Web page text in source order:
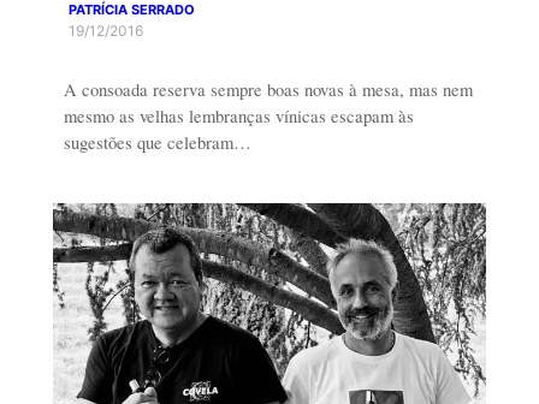
PATRÍCIA SERRADO
19/12/2016
A consoada reserva sempre boas novas à mesa, mas nem
mesmo as velhas lembranças vínicas escapam às
sugestões que celebram…